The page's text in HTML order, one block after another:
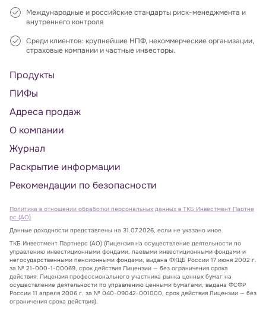
Международные и российские стандарты риск-менеджмента и
внутреннего контроля
Среди клиентов: крупнейшие НПФ, некоммерческие организации,
страховые компании и частные инвесторы.
Продукты
ПИФы
Адреса продаж
О компании
Журнал
Раскрытие информации
Рекомендации по безопасности
Политика в отношении обработки персональных данных в ТКБ Инвестмент Партне
рс (АО)
Данные доходности представлены на 31.07.2026, если не указано иное.
ТКБ Инвестмент Партнерс (АО) (Лицензия на осуществление деятельности по
управлению инвестиционными фондами, паевыми инвестиционными фондами и
негосударственными пенсионными фондами, выдана ФКЦБ России 17 июня 2002 г.
за № 21-000-1-00069, срок действия Лицензии — без ограничения срока
действия; Лицензия профессионального участника рынка ценных бумаг на
осуществление деятельности по управлению ценными бумагами, выдана ФСФР
России 11 апреля 2006 г. за № 040-09042-001000, срок действия Лицензии — без
ограничения срока действия).